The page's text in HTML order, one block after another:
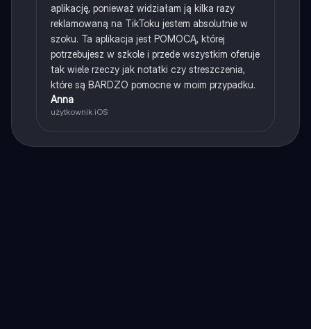
aplikację, ponieważ widziałam ją kilka razy
reklamowaną na TikToku jestem absolutnie w
szoku. Ta aplikacja jest POMOCĄ, której
potrzebujesz w szkole i przede wszystkim oferuje
tak wiele rzeczy jak notatki czy streszczenia,
które są BARDZO pomocne w moim przypadku.
Anna
użytkownik iOS